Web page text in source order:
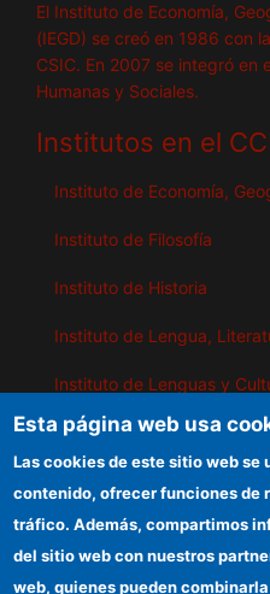
El Instituto de Economía,
(IEGD) se creó en 1986 con
CSIC. En 2007 se integró en
Humanas y Sociales.
Institutos en el
Instituto de Economía,
Instituto de Filosofía
Instituto de Historia
Instituto de Lengua,
Instituto de Lenguas y
Instituto de Políticas y
IEGD
Esta página web usa
Las cookies de este sitio web se
contenido, ofrecer funciones de
tráfico. Además, compartimos
del sitio web con nuestros
web, quienes pueden